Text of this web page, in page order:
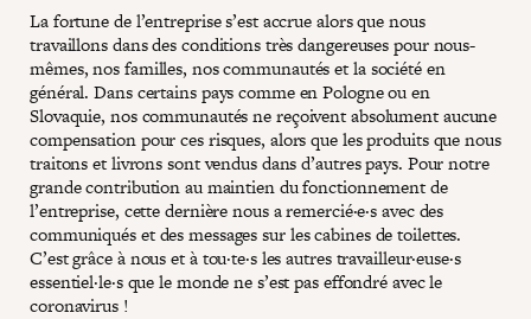
La fortune de l’entreprise s’est accrue alors que nous
travaillons dans des conditions très dangereuses pour nous-
mêmes, nos familles, nos communautés et la société en
général. Dans certains pays comme en Pologne ou en
Slovaquie, nos communautés ne reçoivent absolument aucune
compensation pour ces risques, alors que les produits que nous
traitons et livrons sont vendus dans d’autres pays. Pour notre
grande contribution au maintien du fonctionnement de
l’entreprise, cette dernière nous a remercié·e·s avec des
communiqués et des messages sur les cabines de toilettes.
C’est grâce à nous et à tou·te·s les autres travailleur·euse·s
essentiel·le·s que le monde ne s’est pas effondré avec le
coronavirus !